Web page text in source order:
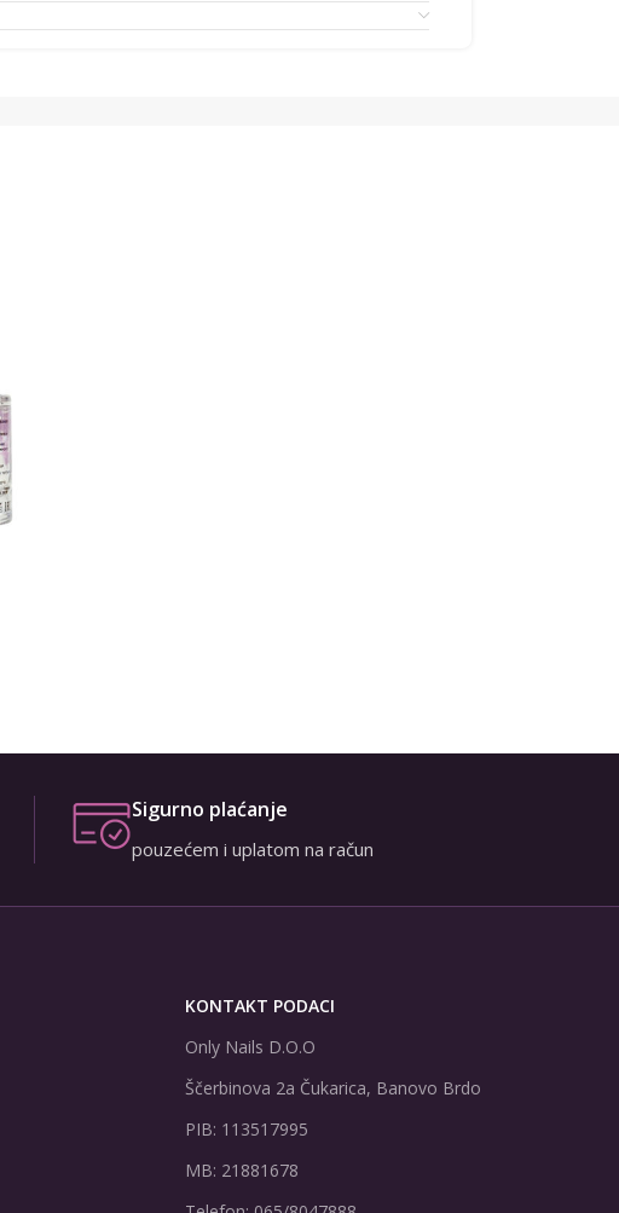
Sigurno plaćanje
pouzećem i uplatom na račun
KONTAKT PODACI
Only Nails D.O.O
Ščerbinova 2a Čukarica, Banovo Brdo
PIB: 113517995
MB: 21881678